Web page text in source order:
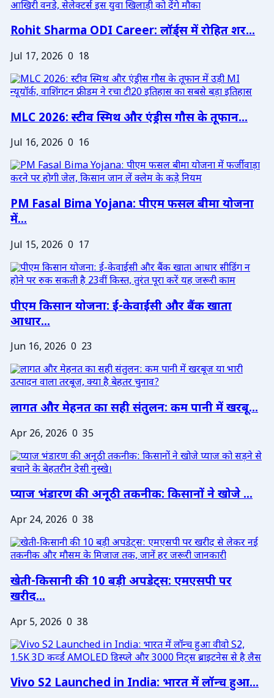
Rohit Sharma ODI Career: लॉर्ड्स में रोहित शर...
Jul 17, 2026 0 18
MLC 2026: स्टीव स्मिथ और एंड्रीस गौस के तूफान...
Jul 16, 2026 0 16
PM Fasal Bima Yojana: पीएम फसल बीमा योजना
में...
Jul 15, 2026 0 17
पीएम किसान योजना: ई-केवाईसी और बैंक खाता
आधार...
Jun 16, 2026 0 23
लागत और मेहनत का सही संतुलन: कम पानी में खरबू...
Apr 26, 2026 0 35
प्याज भंडारण की अनूठी तकनीक: किसानों ने खोजे ...
Apr 24, 2026 0 38
खेती-किसानी की 10 बड़ी अपडेट्स: एमएसपी पर
खरीद...
Apr 5, 2026 0 38
Vivo S2 Launched in India: भारत में लॉन्च हुआ...